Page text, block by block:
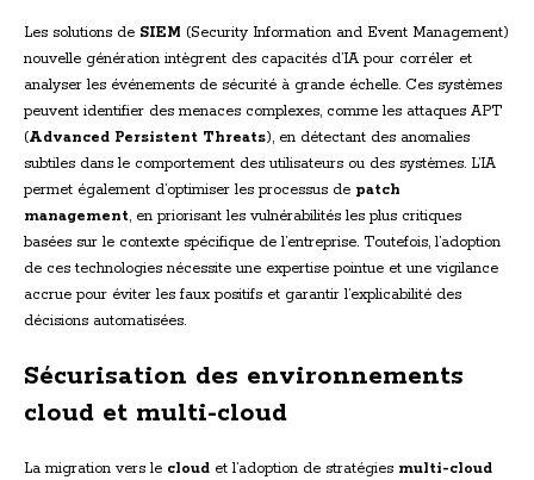
Les solutions de SIEM (Security Information and Event Management)
nouvelle génération intègrent des capacités d’IA pour corréler et
analyser les événements de sécurité à grande échelle. Ces systèmes
peuvent identifier des menaces complexes, comme les attaques APT
(Advanced Persistent Threats), en détectant des anomalies
subtiles dans le comportement des utilisateurs ou des systèmes. L’IA
permet également d’optimiser les processus de patch
management, en priorisant les vulnérabilités les plus critiques
basées sur le contexte spécifique de l’entreprise. Toutefois, l’adoption
de ces technologies nécessite une expertise pointue et une vigilance
accrue pour éviter les faux positifs et garantir l’explicabilité des
décisions automatisées.
Sécurisation des environnements
cloud et multi-cloud
La migration vers le cloud et l’adoption de stratégies multi-cloud